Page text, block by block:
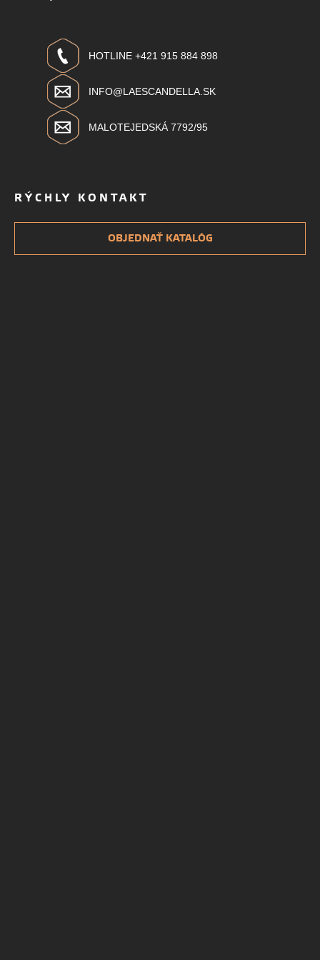
HOTLINE +421 915 884 898
INFO@LAESCANDELLA.SK
MALOTEJEDSKÁ 7792/95
RÝCHLY KONTAKT
OBJEDNAŤ KATALÓG